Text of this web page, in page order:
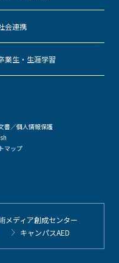
会連携
業生・生涯学習
書／個人情報保護
マップ
メディア創成センター
キャンパスAED